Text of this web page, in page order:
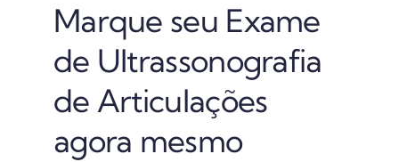
Marque seu Exame
de Ultrassonografia
de Articulações
agora mesmo